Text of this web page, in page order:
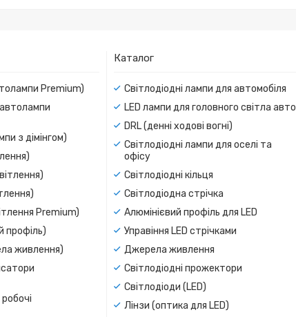
Premium)
з дімінгом)
Premium)
профіль)
живлення)
Каталог
Світлодіодні лампи для автомобіля
LED лампи для головного світла авто
DRL (денні ходові вогні)
Світлодіодні лампи для оселі та
офісу
Світлодіодні кільця
Світлодіодна стрічка
Алюмінієвий профіль для LED
Управіння LED стрічками
Джерела живлення
Світлодіодні прожектори
Світлодіоди (LED)
Лінзи (оптика для LED)